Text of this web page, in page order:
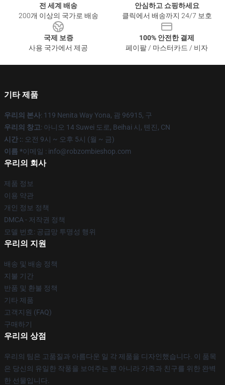
전 세계 배송
200개 이상의 국가로 배송
안심하고 쇼핑하세요
클릭에서 배송까지 24/7 보호
국제 보증
사용 국가에서 제공
100% 안전한 결제
페이팔 / 마스터카드 / 비자
기타 제품
우리의 본사: 119 Nenita Way Yona, 괌 96915, 구
우리의 창고: 아니오 14 Suwei 도로, Beihai 시, 톈진, CN
시간 :: 오전 9시 ~ 오후 5시 (월 ~ 금)
이름 *이메일 : info@robzombieshop.com
우리의 회사
제품 정보
이용 약관
개인 정보 정책
DMCA - 저작권 정책
모델 번호: 공급망 투명성 행위
우리의 지원
배송 및 배송 정책
지불 기간
반품 및 환불 정책
기타 제품
고객지원 (FAQ)
구매하기
우리의 상점
우리의 팀은 고품질과 아름다운 일 각 제품을 디자인했습니다. 이 품목
은 당신의 유일한 작풍을 보여주는 뿐 아니라 가족과 친구를 위한 완벽
한 선물입니다.